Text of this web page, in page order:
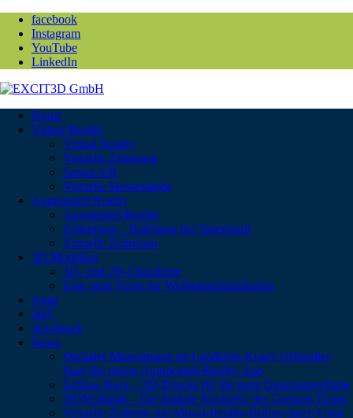
facebook
Instagram
YouTube
LinkedIn
Home
Virtual Reality
Virtual Reality
Virtuelle Zeitreisen
Senior-VR
Virtuelle Messestände
Augmented Reality
Augmented Reality
Zeitsprung – Belebung der Innenstadt
Virtuelle Zeitreisen
3D Modeling
3D- und 2D-Charaktere
Eine neue Form der Werbekommunikation
Apps
360°
3D-Druck
News
Digitaler Museumstag im Landkreis Kusel: Offizieller
Start der neuen Augmented-Reality-App
Schloss Burg – 3D-Drucke für die neue Dauerausstellung
DOM:digital – Die digitale Rückkehr des Goslarer Doms
Virtuelle Zeitreise mit Mixed-Reality-Brillen durch Uslar